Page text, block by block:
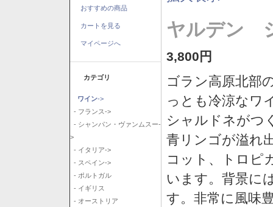
おすすめの商品
カートを見る
マイページへ
カテゴリ
ワイン->
- フランス->
- シャンパン・ヴァンムスー-
>
- イタリア->
- スペイン->
- ポルトガル
- イギリス
- オーストリア
ヤルデン
3,800円
ゴラン高原北部
っとも冷涼なワ
シャルドネがつ
青リンゴが溢れ
コット、トロピ
います。背景に
す。非常に風味